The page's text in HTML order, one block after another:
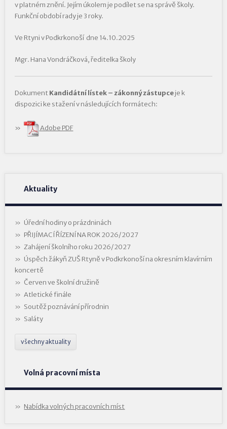
v platném znění. Jejím úkolem je podílet se na správě školy.
Funkční období rady je 3 roky.
Ve Rtyni v Podkrkonoší dne 14.10.2025
Mgr. Hana Vondráčková, ředitelka školy
DokumentKandidátní lístek – zákonný zástupceje k
dispozici ke stažení v následujících formátech:
Adobe PDF
Aktuality
Úřední hodiny o prázdninách
PŘIJÍMACÍ ŘÍZENÍ NA ROK 2026/2027
Zahájení školního roku 2026/2027
Úspěch žákyň ZUŠ Rtyně v Podkrkonoší na okresním klavírním
koncertě
Červen ve školní družině
Atletické finále
Soutěž poznávání přírodnin
Saláty
všechny aktuality
Volná pracovní místa
Nabídka volných pracovních míst